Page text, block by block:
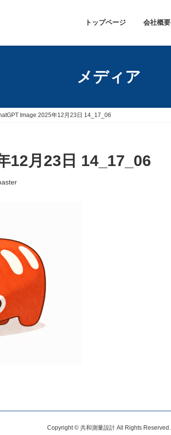
トップページ 会社概要
メディア
Image 2025年12月23日 14_17_06
12月23日 14_17_06
Copyright © 共和測量設計 All Rights Reserved.